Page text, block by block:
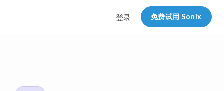
登录 免费试用 Sonix